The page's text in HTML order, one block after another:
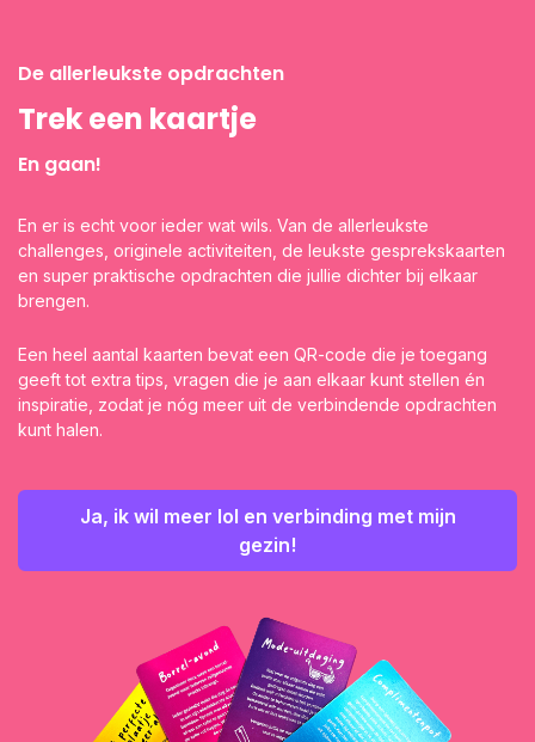
De allerleukste opdrachten
Trek een kaartje
En gaan!
En er is echt voor ieder wat wils. Van de allerleukste
challenges, originele activiteiten, de leukste gesprekskaarten
en super praktische opdrachten die jullie dichter bij elkaar
brengen.
Een heel aantal kaarten bevat een QR-code die je toegang
geeft tot extra tips, vragen die je aan elkaar kunt stellen én
inspiratie, zodat je nóg meer uit de verbindende opdrachten
kunt halen.
Ja, ik wil meer lol en verbinding met mijn
gezin!